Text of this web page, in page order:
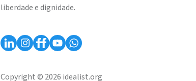
liberdade e dignidade.
Copyright © 2026 idealist.org